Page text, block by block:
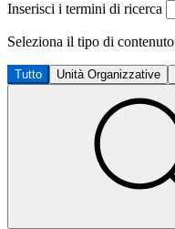
Inserisci i termini di ricerca
Seleziona il tipo di contenuto
Tutto Unità Organizzative